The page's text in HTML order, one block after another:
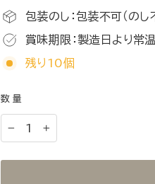
包装のし：包装不可（のし
賞味期限：製造日より常
残り10個
数量